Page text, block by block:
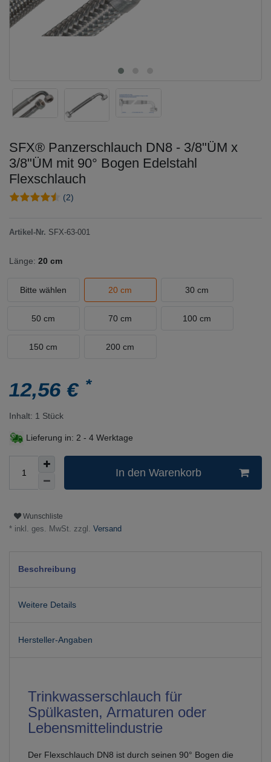
SFX® Panzerschlauch DN8 - 3/8"ÜM x
3/8"ÜM mit 90° Bogen Edelstahl
Flexschlauch
(2)
Artikel-Nr. SFX-63-001
Länge: 20 cm
Bitte wählen 20 cm 30 cm
50 cm 70 cm 100 cm
150 cm 200 cm
12,56 €*
Inhalt: 1 Stück
Lieferung in: 2 - 4 Werktage
In den Warenkorb
Wunschliste
* inkl. ges. MwSt. zzgl. Versand
Beschreibung
Weitere Details
Hersteller-Angaben
Trinkwasserschlauch für
Spülkasten, Armaturen oder
Lebensmittelindustrie
Der Flexschlauch DN8 ist durch seinen 90° Bogen die